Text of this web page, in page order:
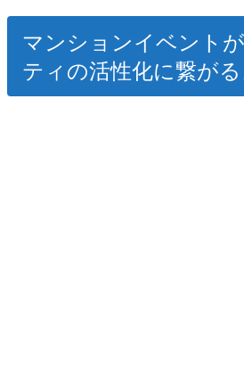
マンションイベント
ティの活性化に繋が